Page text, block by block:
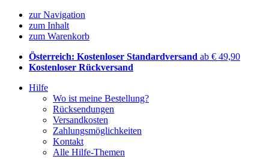
zur Navigation
zum Inhalt
zum Warenkorb
Österreich: Kostenloser Standardversand ab € 49,90
Kostenloser Rückversand
Hilfe
Wo ist meine Bestellung?
Rücksendungen
Versandkosten
Zahlungsmöglichkeiten
Kontakt
Alle Hilfe-Themen